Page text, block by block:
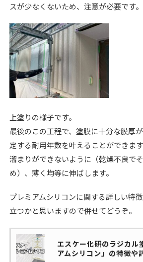
スが少なくないため、注意が必要です。
上塗りの様子です。
最後のこの工程で、塗膜に十分な膜厚
定する耐用年数を叶えることができます
溜まりができないように（乾燥不良で
め）、薄く均等に伸ばします。
プレミアムシリコンに関する詳しい特
立つかと思いますので併せてどうぞ。
エスケー化研のラジカル
アムシリコン」の特徴や